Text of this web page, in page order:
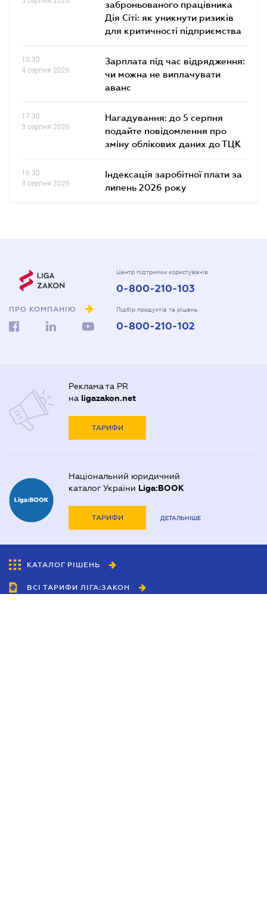
заброньованого працівника
Дія Сіті: як уникнути ризиків
для критичності підприємства
10.30
4 серпня 2026
Зарплата під час відрядження:
чи можна не виплачувати
аванс
17.30
3 серпня 2026
Нагадування: до 5 серпня
подайте повідомлення про
зміну облікових даних до ТЦК
16.30
3 серпня 2026
Індексація заробітної плати за
липень 2026 року
ПРО КОМПАНІЮ
Центр підтримки користувачів
0-800-210-103
Підбір продуктів та рішень
0-800-210-102
Реклама та PR
на ligazakon.net
ТАРИФИ
Національний юридичний
каталог України Liga:BOOK
ТАРИФИ ДЕТАЛЬНІШЕ
КАТАЛОГ РІШЕНЬ
ВСІ ТАРИФИ ЛІГА:ЗАКОН